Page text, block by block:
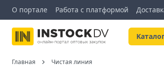
О портале Работа с платформой
Главная Чистая линия